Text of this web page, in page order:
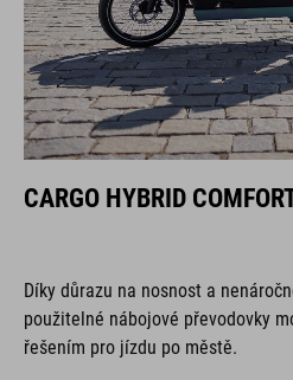
CARGO HYBRID
Díky důrazu na nosnost a
použitelné nábojové převodovky
řešením pro jízdu po městě.